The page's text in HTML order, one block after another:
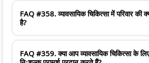
FAQ #358. व्यावसायिक चिकित्सा में परिवार की
है?
FAQ #359. क्या आप व्यावसायिक चिकित्सा के